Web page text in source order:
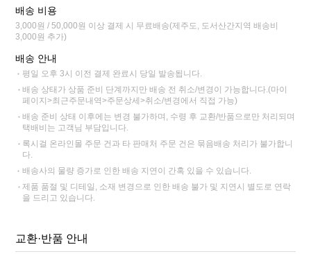
배송 비용
3,000원 / 50,000원 이상 결제 시 무료배송(제주도, 도서산간지역 배송비
3,000원 추가)
배송 안내
평일 오후 3시 이전 결제 완료시 당일 발송됩니다.
배송 상태가 상품 준비 단계까지만 배송 전 취소/변경이 가능합니다.(마이
페이지>최근주문내역>주문상세>취소/변경에서 직접 가능)
배송 준비 상태 이후에는 변경 불가하며, 수령 후 교환/반품으로만 처리되며
택배비는 고객님 부담입니다.
록시걸 온라인몰 주문 건과 타 판매처 주문 건은 묶음배송 처리가 불가합니
다.
배송사의 물량 증가로 인한 배송 지연이 간혹 있을 수 있습니다.
제품 품절 및 디테일, 소재 변경으로 인한 배송 불가 및 지연시 별도로 연락
을 드리고 있습니다.
교환·반품 안내